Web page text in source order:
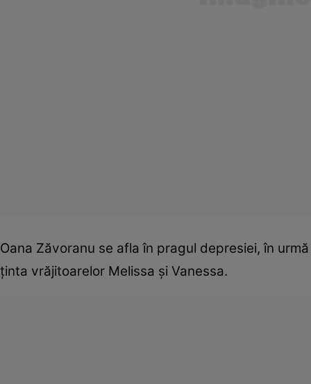
Oana Zăvoranu se afla în pragul depresiei, în
ţinta vrăjitoarelor Melissa şi Vanessa.